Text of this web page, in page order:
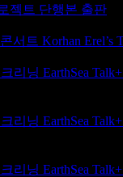
젝트 단행본 출판
서트 Korhan Erel’s
리닝 EarthSea
리닝 EarthSea
리닝 EarthSea